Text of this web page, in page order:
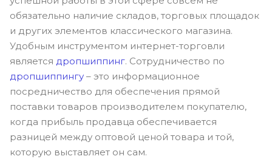
обязательно наличие складов, торговых площадок
и других элементов классического магазина.
Удобным инструментом интернет-торговли
является дропшиппинг. Сотрудничество по
дропшиппингу – это информационное
посредничество для обеспечения прямой
поставки товаров производителем покупателю,
когда прибыль продавца обеспечивается
разницей между оптовой ценой товара и той,
которую выставляет он сам.